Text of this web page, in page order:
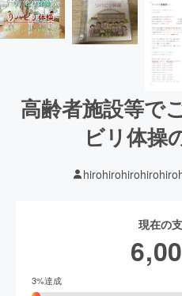
高齢者施設等で
ビリ体操
現在の
3%達成